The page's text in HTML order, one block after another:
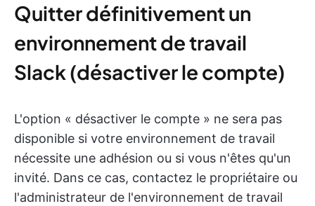
Quitter définitivement un
environnement de travail
Slack (désactiver le compte)
L'option « désactiver le compte » ne sera pas
disponible si votre environnement de travail
nécessite une adhésion ou si vous n'êtes qu'un
invité. Dans ce cas, contactez le propriétaire ou
l'administrateur de l'environnement de travail